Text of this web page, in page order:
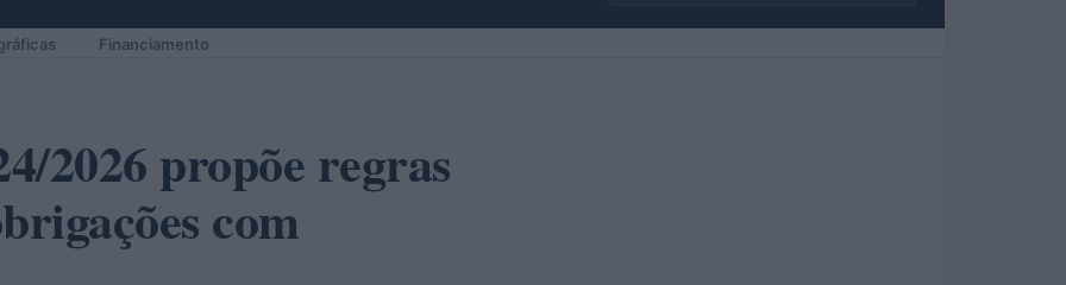
Financiamento
2026 propõe regras
com